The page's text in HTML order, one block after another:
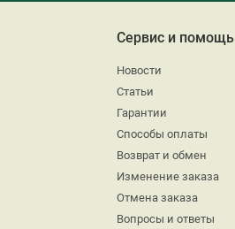
Сервис и помощь
Новости
Статьи
Гарантии
Способы оплаты
Возврат и обмен
Изменение заказа
Отмена заказа
Вопросы и ответы